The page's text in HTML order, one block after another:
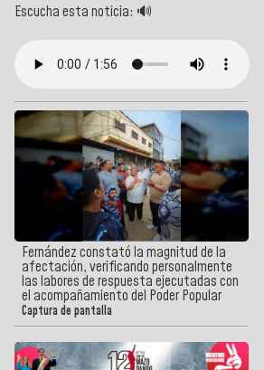
Escucha esta noticia: 🔊
Fernández constató la magnitud de la
afectación, verificando personalmente
las labores de respuesta ejecutadas con
el acompañamiento del Poder Popular
Captura de pantalla